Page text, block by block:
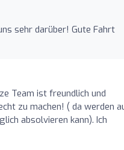
sehr darüber! Gute Fahrt
Team ist freundlich und
zu machen! ( da werden
absolvieren kann). Ich